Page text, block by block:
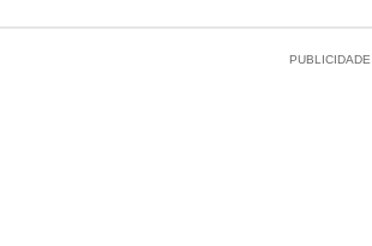
PUBLICIDADE